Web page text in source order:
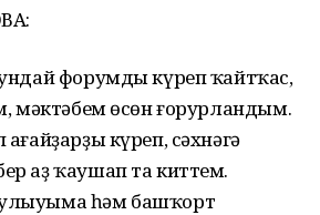
форумды күреп ҡайтҡас,
мәктәбем өсөн ғорурландым.
күреп, сәхнәгә
аҙ ҡаушап та киттем.
һәм башҡорт